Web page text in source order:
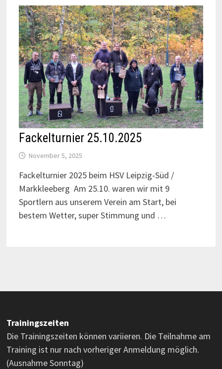
Fackelturnier 25.10.2025
November 5, 2025
Fackelturnier 2025 beim HSV Leipzig-Süd /
Markkleeberg Am 25.10. waren wir mit 9
Sportlern aus unserem Verein am Start, bei
bestem Wetter, super Stimmung und …
Trainingszeiten
Die Trainingszeiten können variieren. Die Teilnahme am
Training ist nur nach vorheriger Anmeldung möglich.
(Ausnahme Sonntag)